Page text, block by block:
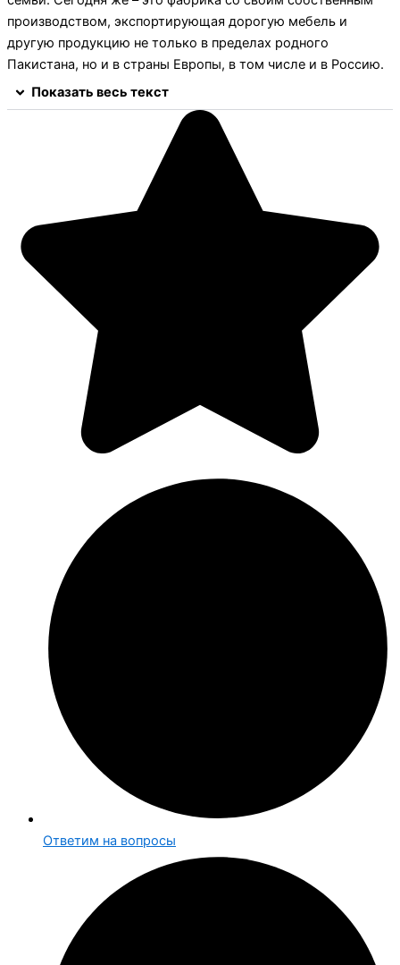
производством, экспортирующая дорогую мебель и
другую продукцию не только в пределах родного
Пакистана, но и в страны Европы, в том числе и в Россию.
Показать весь текст
Ответим на вопросы